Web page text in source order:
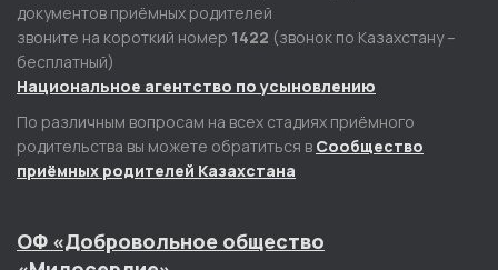
документов приёмных родителей
звоните на короткий номер 1422 (звонок по Казахстану –
бесплатный)
Национальное агентство по усыновлению
По различным вопросам на всех стадиях приёмного
родительства вы можете обратиться в Сообщество
приёмных родителей Казахстана
ОФ «Добровольное общество